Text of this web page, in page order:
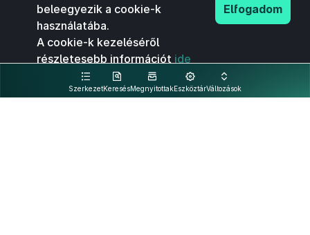
SzerkezetKeresésMegnyitottakEszköztárVáltozások
beleegyezik a cookie-k
használatába.
A cookie-k kezeléséről
részletesebb információt ide
kattintva olvashat.
Elfogadom